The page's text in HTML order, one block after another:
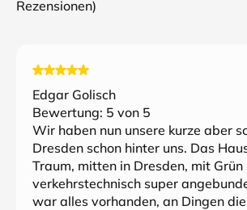
Rezensionen)
Edgar Golisch
Bewertung: 5 von 5
Wir haben nun unsere kurze aber
Dresden schon hinter uns. Das
Traum, mitten in Dresden, mit Grün
verkehrstechnisch super
war alles vorhanden, an Dingen